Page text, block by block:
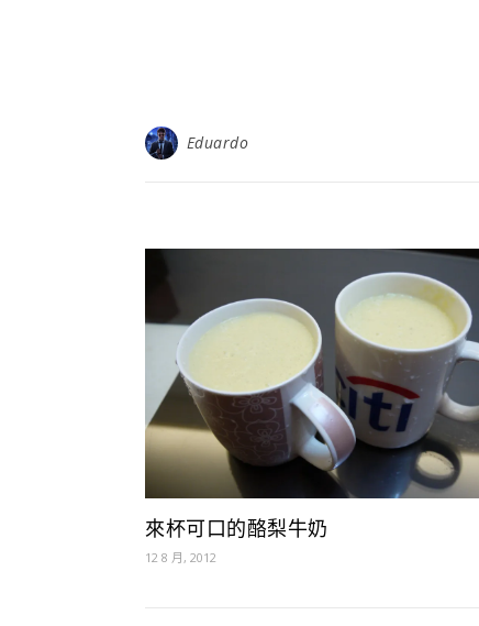
Eduardo
來杯可口的酪梨牛奶
12 8 月, 2012